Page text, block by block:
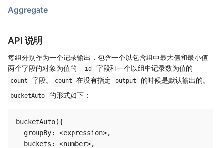
Aggregate
API 说明
每组分别作为一个记录输出，包含一个以包含组中最大值和最小值
两个字段的对象为值的
_id 字段和一个以组中记录数为值的
count 字段。 count 在没有指定 output 的时候是默认输出的。
bucketAuto 的形式如下：
bucketAuto({
  groupBy: <expression>,
  buckets: <number>,